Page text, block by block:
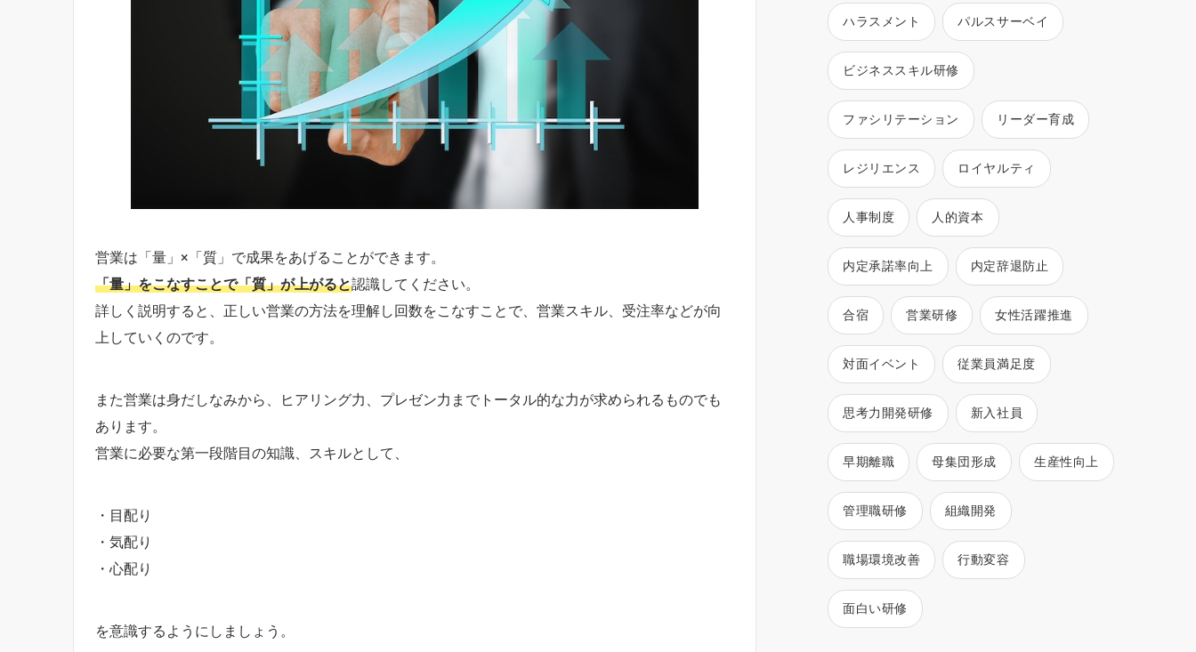
営業は「量」×「質」で成果をあげることができます。
「量」をこなすことで「質」が上がると認識してください。
詳しく説明すると、正しい営業の方法を理解し回数をこなすことで、営業スキル、受注率などが向
上していくのです。
また営業は身だしなみから、ヒアリング力、プレゼン力までトータル的な力が求められるものでも
あります。
営業に必要な第一段階目の知識、スキルとして、
・目配り
・気配り
・心配り
を意識するようにしましょう。
ハラスメント パルスサーベイ
ビジネススキル研修
ファシリテーション リーダー育成
レジリエンス ロイヤルティ
人事制度 人的資本
内定承諾率向上 内定辞退防止
合宿 営業研修 女性活躍推進
対面イベント 従業員満足度
思考力開発研修 新入社員
早期離職 母集団形成 生産性向上
管理職研修 組織開発
職場環境改善 行動変容
面白い研修